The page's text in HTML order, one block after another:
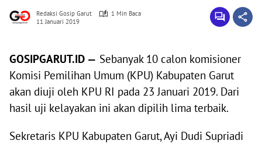
Redaksi Gosip Garut
1 Min Baca
11 Januari 2019
GOSIPGARUT.ID — Sebanyak 10 calon komisioner
Komisi Pemilihan Umum (KPU) Kabupaten Garut
akan diuji oleh KPU RI pada 23 Januari 2019. Dari
hasil uji kelayakan ini akan dipilih lima terbaik.
Sekretaris KPU Kabupaten Garut, Ayi Dudi Supriadi